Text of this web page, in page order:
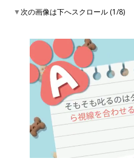
▼次の画像は下へスクロール (1/8)